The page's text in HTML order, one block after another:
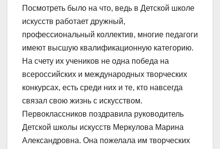
Посмотреть было на что, ведь в Детской школе
искусств работает дружный,
профессиональный коллектив, многие педагоги
имеют высшую квалификационную категорию.
На счету их учеников не одна победа на
всероссийских и международных творческих
конкурсах, есть среди них и те, кто навсегда
связал свою жизнь с искусством.
Первоклассников поздравила руководитель
Детской школы искусств Меркулова Марина
Александровна. Она пожелала им творческих